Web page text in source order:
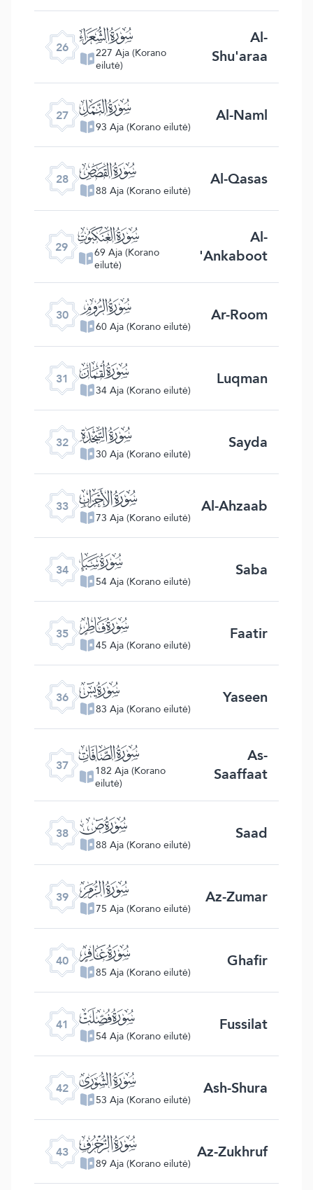
26 ﮦ
227 Aja (Korano
eilutė)
Al-
Shu'araa
27 ﮧ
93 Aja (Korano eilutė) Al-Naml
28 ﮨ
88 Aja (Korano eilutė) Al-Qasas
29 ﮩ
69 Aja (Korano
eilutė)
Al-
'Ankaboot
30 ﮪ
60 Aja (Korano eilutė) Ar-Room
31 ﮫ
34 Aja (Korano eilutė) Luqman
32 ﮬ
30 Aja (Korano eilutė) Sayda
33 ﮭ
73 Aja (Korano eilutė) Al-Ahzaab
34 ﮮ
54 Aja (Korano eilutė) Saba
35 ﮯ
45 Aja (Korano eilutė) Faatir
36 ﮰ
83 Aja (Korano eilutė) Yaseen
37 ﮱ
182 Aja (Korano
eilutė)
As-
Saaffaat
38 ﯓ
88 Aja (Korano eilutė) Saad
39 ﯔ
75 Aja (Korano eilutė) Az-Zumar
40 ﯕ
85 Aja (Korano eilutė) Ghafir
41 ﯖ
54 Aja (Korano eilutė) Fussilat
42 ﯗ
53 Aja (Korano eilutė) Ash-Shura
43 ﯘ
89 Aja (Korano eilutė) Az-Zukhruf